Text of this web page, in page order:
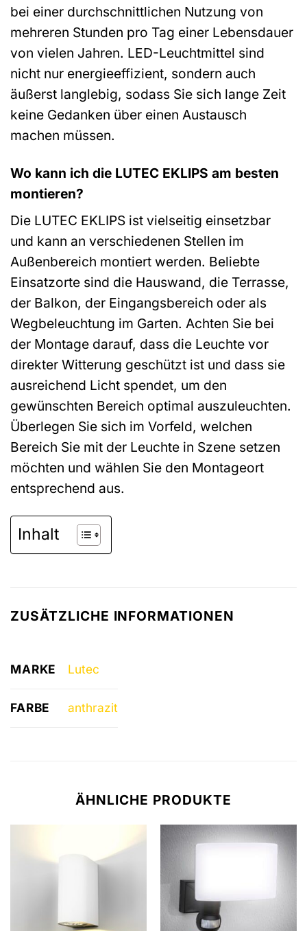
bei einer durchschnittlichen Nutzung von
mehreren Stunden pro Tag einer Lebensdauer
von vielen Jahren. LED-Leuchtmittel sind
nicht nur energieeffizient, sondern auch
äußerst langlebig, sodass Sie sich lange Zeit
keine Gedanken über einen Austausch
machen müssen.
Wo kann ich die LUTEC EKLIPS am besten
montieren?
Die LUTEC EKLIPS ist vielseitig einsetzbar
und kann an verschiedenen Stellen im
Außenbereich montiert werden. Beliebte
Einsatzorte sind die Hauswand, die Terrasse,
der Balkon, der Eingangsbereich oder als
Wegbeleuchtung im Garten. Achten Sie bei
der Montage darauf, dass die Leuchte vor
direkter Witterung geschützt ist und dass sie
ausreichend Licht spendet, um den
gewünschten Bereich optimal auszuleuchten.
Überlegen Sie sich im Vorfeld, welchen
Bereich Sie mit der Leuchte in Szene setzen
möchten und wählen Sie den Montageort
entsprechend aus.
Inhalt
ZUSÄTZLICHE INFORMATIONEN
MARKE Lutec
FARBE anthrazit
ÄHNLICHE PRODUKTE